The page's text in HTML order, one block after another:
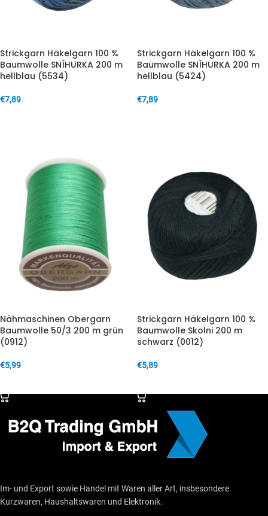
Strickgarn Häkelgarn 100 %
Baumwolle SNÌHURKA 200 m
hellblau (5534)
€7,89
Strickgarn Häkelgarn 100 %
Baumwolle SNÌHURKA 200 m
hellblau (5424)
€7,89
Nähmaschinen Obergarn
Baumwolle 50/3 200 m grün
(0912)
€5,99
Strickgarn Häkelgarn 100 %
Baumwolle Skolni 200 m
schwarz (0012)
€5,89
Im- und Export sowie Handel mit Waren aller Art, insbesondere
Kurzwaren, Haushaltswaren und Elektronik.